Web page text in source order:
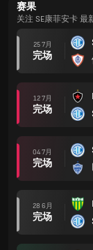
赛果
关注 SE康菲安卡 最
25 7月
完场
12 7月
完场
04 7月
完场
28 6月
完场